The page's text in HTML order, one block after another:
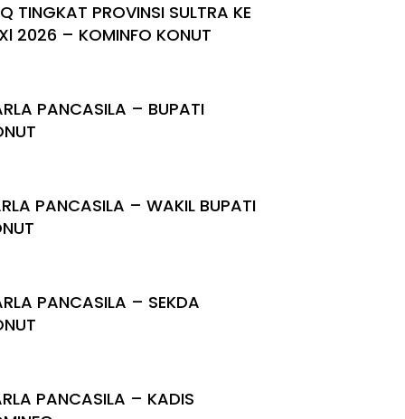
TINGKAT PROVINSI SULTRA KE
2026 – KOMINFO KONUT
PANCASILA – BUPATI
PANCASILA – WAKIL BUPATI
PANCASILA – SEKDA
PANCASILA – KADIS